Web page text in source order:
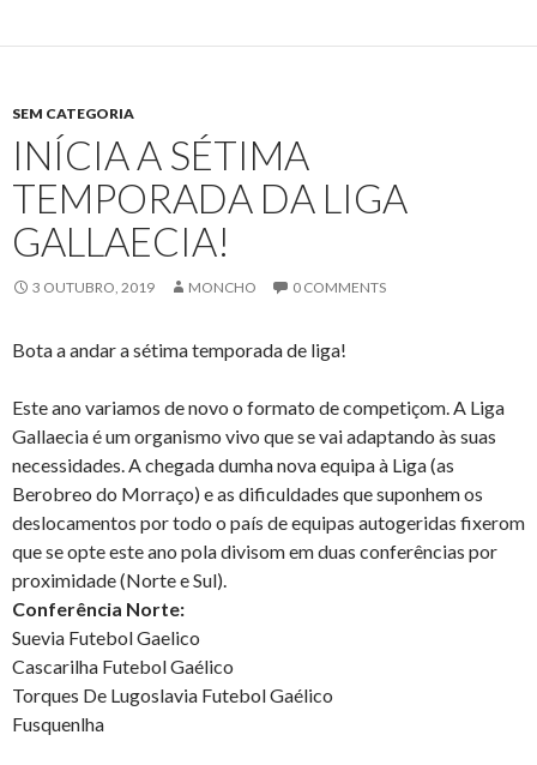
SEM CATEGORIA
INÍCIA A SÉTIMA
TEMPORADA DA LIGA
GALLAECIA!
3 OUTUBRO, 2019 MONCHO 0 COMMENTS
Bota a andar a sétima temporada de liga!
Este ano variamos de novo o formato de competiçom. A Liga
Gallaecia é um organismo vivo que se vai adaptando às suas
necessidades. A chegada dumha nova equipa à Liga (as
Berobreo do Morraço) e as dificuldades que suponhem os
deslocamentos por todo o país de equipas autogeridas fixerom
que se opte este ano pola divisom em duas conferências por
proximidade (Norte e Sul).
Conferência Norte:
Suevia Futebol Gaelico
Cascarilha Futebol Gaélico
Torques De Lugoslavia Futebol Gaélico
Fusquenlha